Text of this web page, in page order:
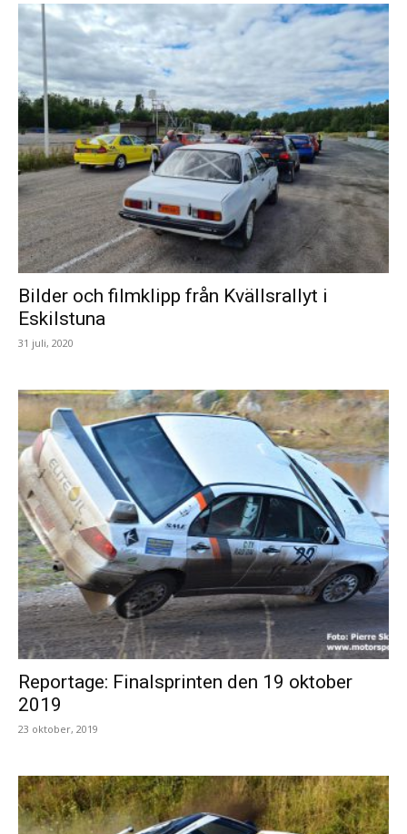
Bilder och filmklipp från Kvällsrallyt i
Eskilstuna
31 juli, 2020
Reportage: Finalsprinten den 19 oktober
2019
23 oktober, 2019